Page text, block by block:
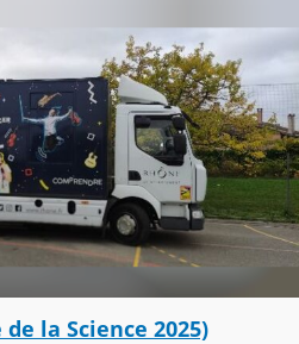
la Science 2025)